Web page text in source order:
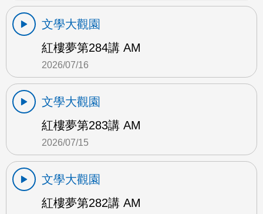
文學大觀園
紅樓夢第284講 AM
2026/07/16
文學大觀園
紅樓夢第283講 AM
2026/07/15
文學大觀園
紅樓夢第282講 AM